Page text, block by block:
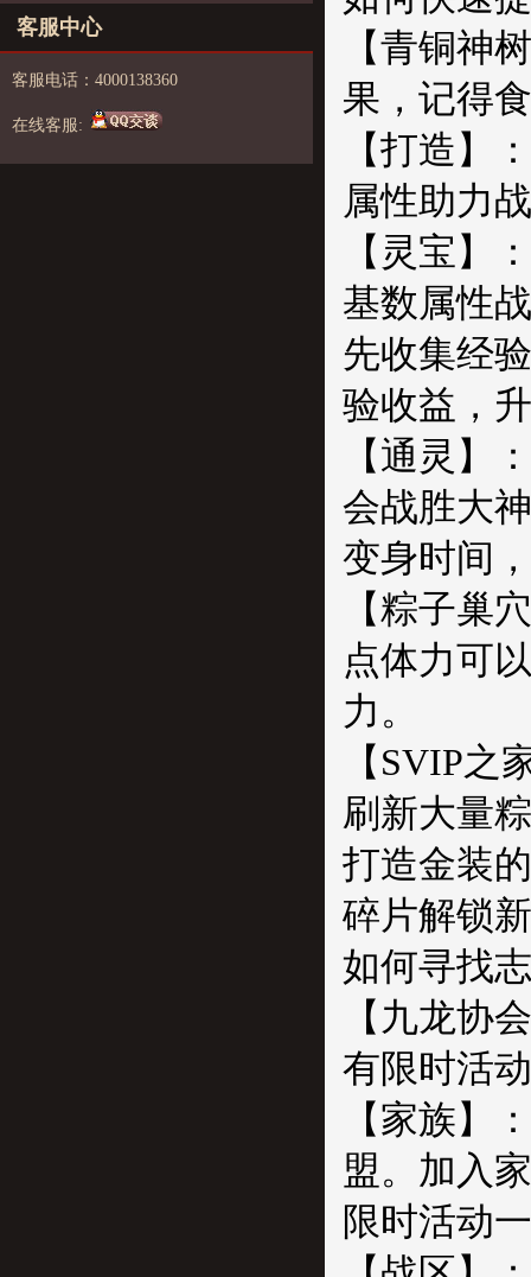
客服中心
客服电话：4000138360
在线客服:
【青铜神
果，记得
【打造】
属性助力
【灵宝】
基数属性
先收集经
验收益，
【通灵】
会战胜大
变身时间
【粽子巢
点体力可
力。
【SVIP
刷新大量
打造金装
碎片解锁
如何寻找
【九龙协
有限时活
【家族】
盟。加入
限时活动